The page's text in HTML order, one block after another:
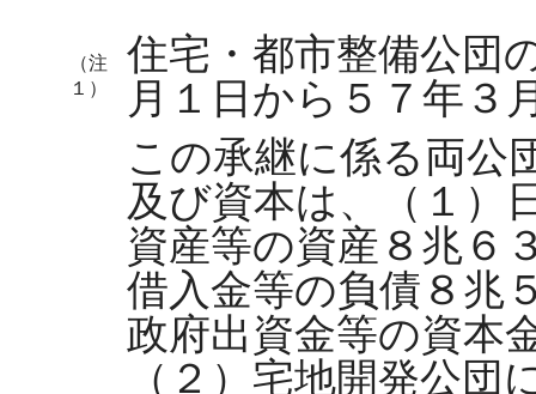
（注
１）
住宅・都市整備公団
月１日から５７年３
この承継に係る両公
及び資本は、（１）
資産等の資産８兆６
借入金等の負債８兆
政府出資金等の資本
（２）宅地開発公